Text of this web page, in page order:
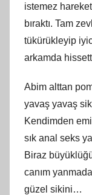
istemez
bıraktı. Tam
tükürükleyip
arkamda
Abim alttan
yavaş yavaş
Kendimden
sık anal seks
Biraz
canım
güzel sikini…